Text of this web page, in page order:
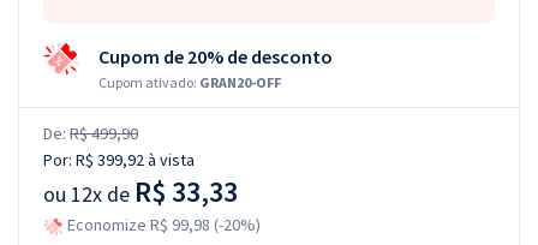
Cupom de 20% de desconto
Cupom ativado: GRAN20-OFF
De: R$ 499,90
Por: R$ 399,92à vista
ou 12x de R$ 33,33
Economize R$ 99,98 (-20%)